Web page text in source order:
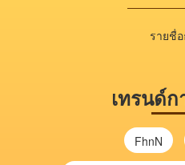
รายชื่
เทรนด์
FhnN